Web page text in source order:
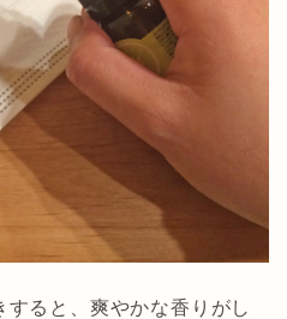
ると、爽やかな香りがし